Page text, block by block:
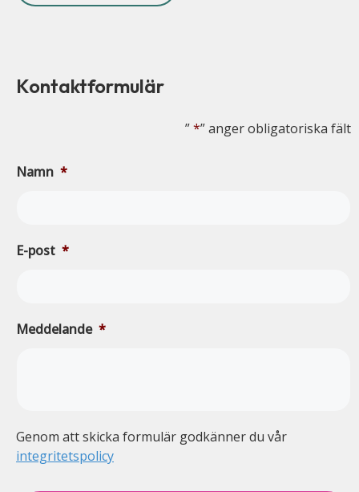
Kontaktformulär
”*” anger obligatoriska fält
Namn *
E-post *
Meddelande *
Genom att skicka formulär godkänner du vår
integritetspolicy